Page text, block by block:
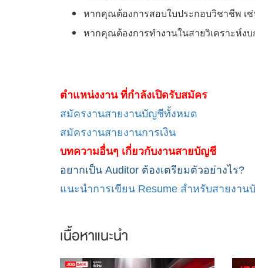
หากคุณต้องการสอบใบประกอบวิชาชีพ เช่
หากคุณต้องการทำงานในสายวิเคราะห์ง
ตำแหน่งงาน ที่กำลังเปิดรับสมัคร
สมัครงานสายงานบัญชีทั้งหมด
สมัครงานสายงานการเงิน
บทความอื่นๆ เกี่ยวกับงานสายบัญชี
อยากเป็น Auditor ต้องเตรียมตัวอย่างไร?
แนะนำการเขียน Resume สำหรับสายงาน
เนื้อหาแนะนำ